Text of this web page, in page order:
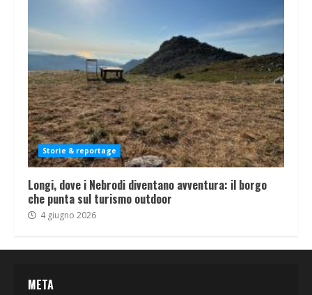
Storie & reportage
Longi, dove i Nebrodi diventano avventura: il borgo
che punta sul turismo outdoor
4 giugno 2026
META